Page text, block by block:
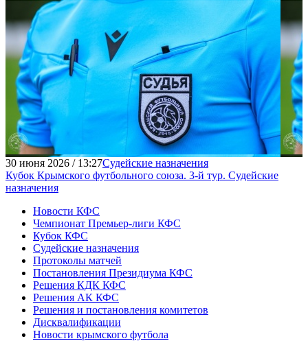
30 июня 2026 / 13:27Судейские назначения
Кубок Крымского футбольного союза. 3-й тур. Судейские
назначения
Новости КФС
Чемпионат Премьер-лиги КФС
Кубок КФС
Судейские назначения
Протоколы матчей
Постановления Президиума КФС
Решения КДК КФС
Решения АК КФС
Решения и постановления комитетов
Дисквалификации
Новости крымского футбола